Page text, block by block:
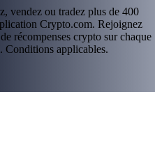
vendez ou tradez plus de 400
Crypto.com. Rejoignez
récompenses crypto sur chaque
Conditions applicables.